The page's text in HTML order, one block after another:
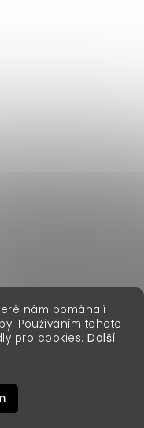
nám pomáhají
Používáním tohoto
pro cookies. Další
práva vyhrazena.